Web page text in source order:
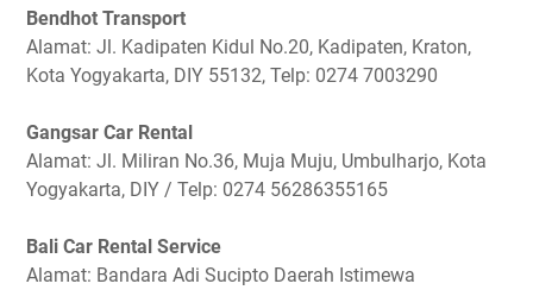
Bendhot Transport
Alamat: Jl. Kadipaten Kidul No.20, Kadipaten, Kraton,
Kota Yogyakarta, DIY 55132, Telp: 0274 7003290
Gangsar Car Rental
Alamat: Jl. Miliran No.36, Muja Muju, Umbulharjo, Kota
Yogyakarta, DIY / Telp: 0274 56286355165
Bali Car Rental Service
Alamat: Bandara Adi Sucipto Daerah Istimewa